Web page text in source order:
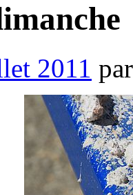
2011 par